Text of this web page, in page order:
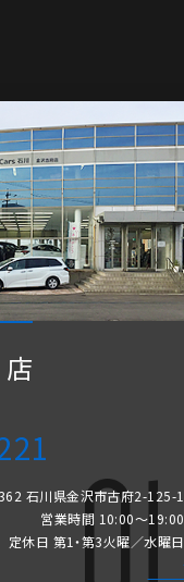
石川県金沢市古府2-125-1
営業時間 10:00～19:00
定休日 第1・第3火曜／水曜日